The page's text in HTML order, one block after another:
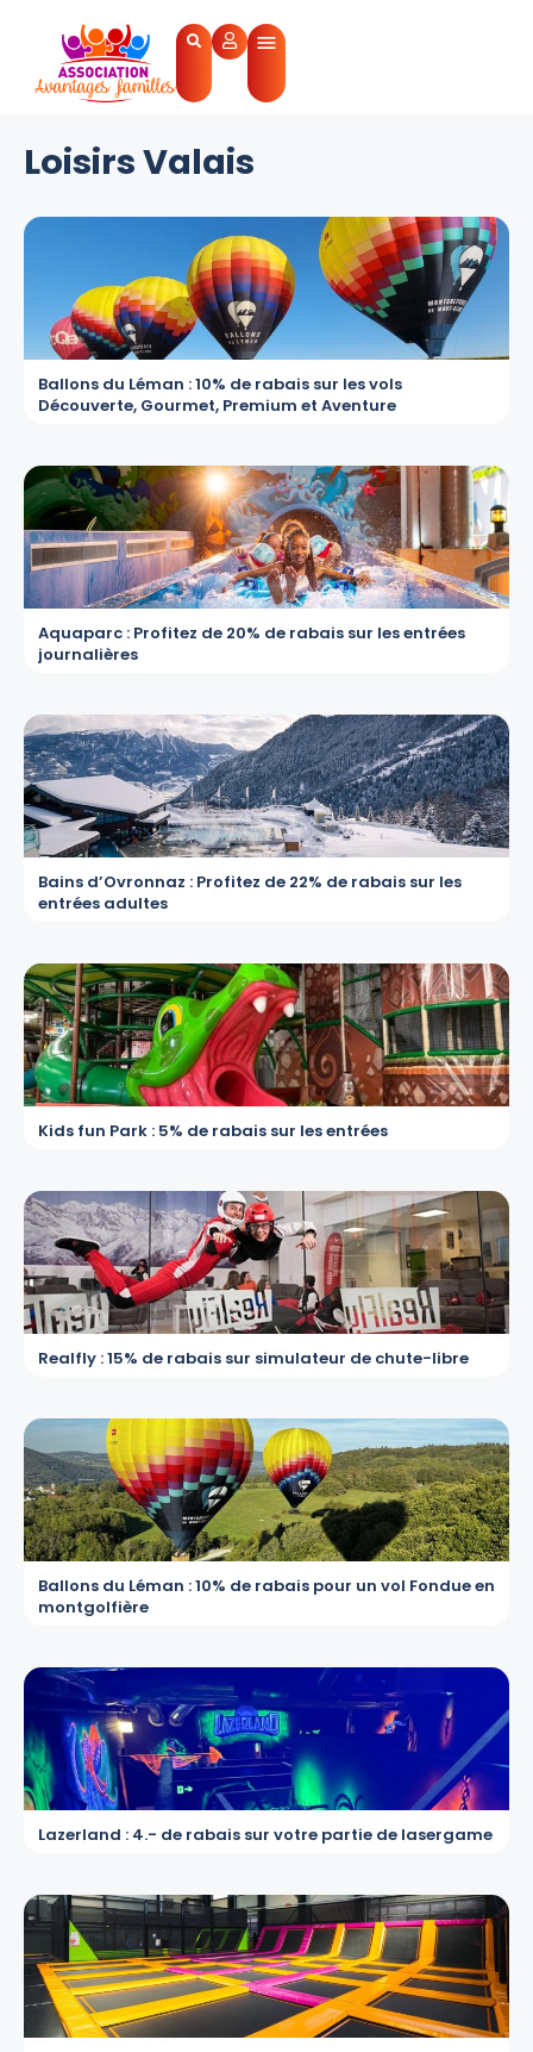
Loisirs Valais
Ballons du Léman : 10% de rabais sur les vols
Découverte, Gourmet, Premium et Aventure
Aquaparc : Profitez de 20% de rabais sur les entrées
journalières
Bains d’Ovronnaz : Profitez de 22% de rabais sur les
entrées adultes
Kids fun Park : 5% de rabais sur les entrées
Realfly : 15% de rabais sur simulateur de chute-libre
Ballons du Léman : 10% de rabais pour un vol Fondue en
montgolfière
Lazerland : 4.- de rabais sur votre partie de lasergame